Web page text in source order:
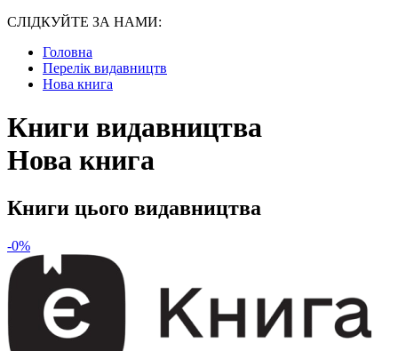
СЛІДКУЙТЕ ЗА НАМИ:
Головна
Перелік видавництв
Нова книга
Книги видавництва
Нова книга
Книги цього видавництва
-0%